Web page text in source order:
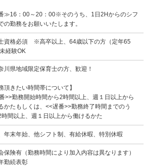
≫16：00～20：00※そのうち、1日2Hからのシフ
の勤務をお願いいたします。
資格必須 ※高卒以上、64歳以下の方（定年65
経験OK
川県地域限定保育士の方、歓迎！
頂きたい時間帯について】
>>勤務開始時間から2時間以上、週１日以上から
かたもしくは、<<遅番>>勤務終了時間までのう
時間以上、週１日以上から働けるかた
年末年始、他シフト制、有給休暇、特別休暇
保険有（勤務時間により加入内容は異なります）
勤続表彰